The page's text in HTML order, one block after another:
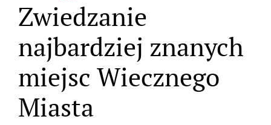
Zwiedzanie
najbardziej znanych
miejsc Wiecznego
Miasta